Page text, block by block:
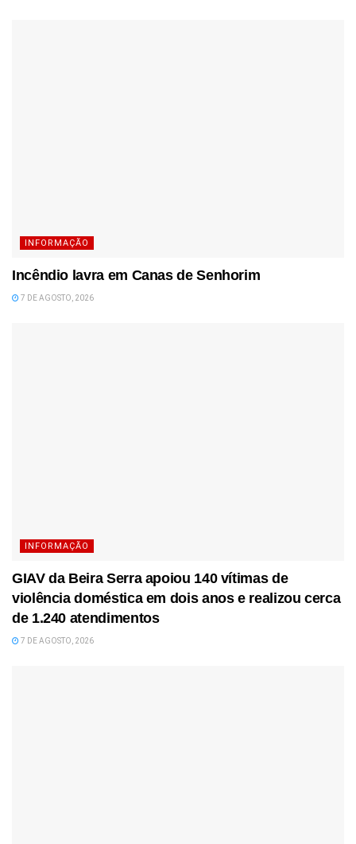
INFORMAÇÃO
Incêndio lavra em Canas de Senhorim
7 DE AGOSTO, 2026
INFORMAÇÃO
GIAV da Beira Serra apoiou 140 vítimas de
violência doméstica em dois anos e realizou cerca
de 1.240 atendimentos
7 DE AGOSTO, 2026